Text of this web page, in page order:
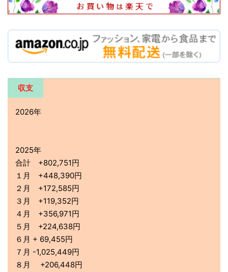
収支
2026年
2025年
合計 +802,751円
１月 +448,390円
２月 +172,585円
３月 +119,352円
４月 +356,971円
５月 +224,638円
６月 + 69,455円
７月 -1,025,449円
８月 +206,448円